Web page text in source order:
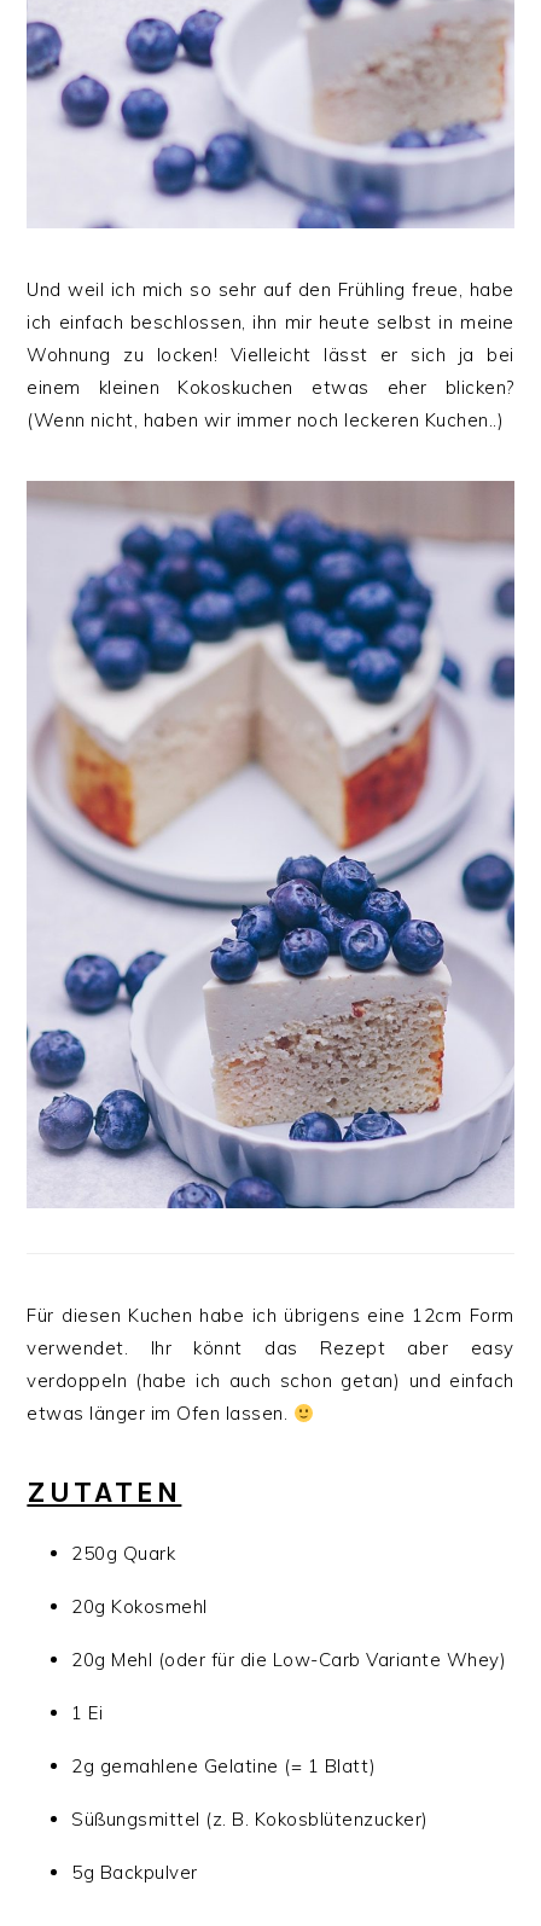
Und weil ich mich so sehr auf den Frühling freue, habe
ich einfach beschlossen, ihn mir heute selbst in meine
Wohnung zu locken! Vielleicht lässt er sich ja bei
einem kleinen Kokoskuchen etwas eher blicken?
(Wenn nicht, haben wir immer noch leckeren Kuchen..)
Für diesen Kuchen habe ich übrigens eine 12cm Form
verwendet. Ihr könnt das Rezept aber easy
verdoppeln (habe ich auch schon getan) und einfach
etwas länger im Ofen lassen.
ZUTATEN
250g Quark
20g Kokosmehl
20g Mehl (oder für die Low-Carb Variante Whey)
1 Ei
2g gemahlene Gelatine (= 1 Blatt)
Süßungsmittel (z. B. Kokosblütenzucker)
5g Backpulver